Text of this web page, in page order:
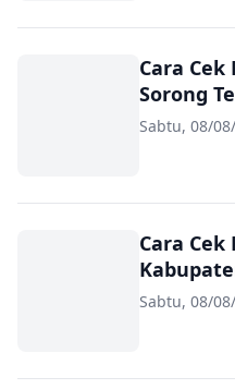
Cara
Sorong
Sabtu, 08/
Cara
Sabtu, 08/